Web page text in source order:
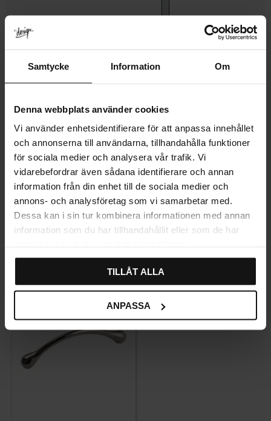
Samtycke Information Om
Denna webbplats använder cookies
Vi använder enhetsidentifierare för att anpassa innehållet
och annonserna till användarna, tillhandahålla funktioner
för sociala medier och analysera vår trafik. Vi
vidarebefordrar även sådana identifierare och annan
information från din enhet till de sociala medier och
annons- och analysföretag som vi samarbetar med.
Dessa kan i sin tur kombinera informationen med annan
information som du har tillhandahållit eller som de har
TILLÅT ALLA
ANPASSA
MERE INFORMATION
ANMELDELSER
Relaterede produkter